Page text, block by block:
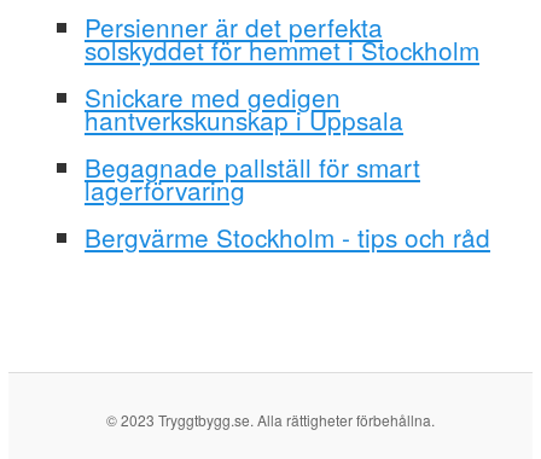
Persienner är det perfekta
solskyddet för hemmet i Stockholm
Snickare med gedigen
hantverkskunskap i Uppsala
Begagnade pallställ för smart
lagerförvaring
Bergvärme Stockholm - tips och råd
© 2023 Tryggtbygg.se. Alla rättigheter förbehållna.